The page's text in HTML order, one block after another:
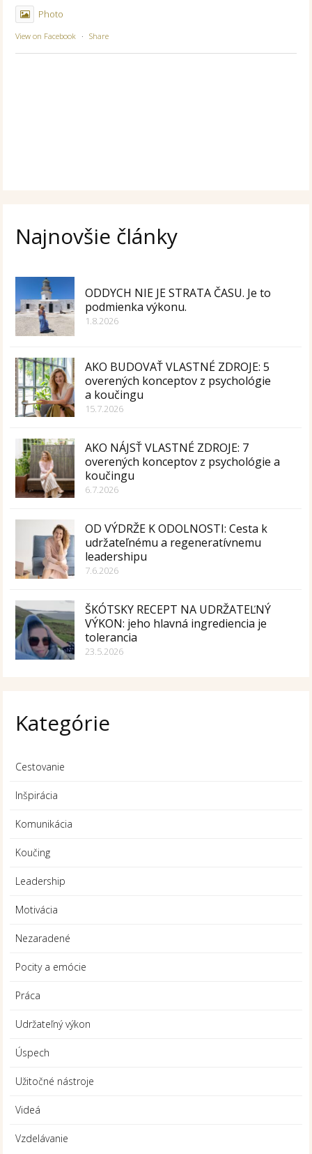
Photo
View on Facebook · Share
Najnovšie články
ODDYCH NIE JE STRATA ČASU. Je to
podmienka výkonu.
1.8.2026
AKO BUDOVAŤ VLASTNÉ ZDROJE: 5
overených konceptov z psychológie
a koučingu
15.7.2026
AKO NÁJSŤ VLASTNÉ ZDROJE: 7
overených konceptov z psychológie a
koučingu
6.7.2026
OD VÝDRŽE K ODOLNOSTI: Cesta k
udržateľnému a regeneratívnemu
leadershipu
7.6.2026
ŠKÓTSKY RECEPT NA UDRŽATEĽNÝ
VÝKON: jeho hlavná ingrediencia je
tolerancia
23.5.2026
Kategórie
Cestovanie
Inšpirácia
Komunikácia
Koučing
Leadership
Motivácia
Nezaradené
Pocity a emócie
Práca
Udržateľný výkon
Úspech
Užitočné nástroje
Videá
Vzdelávanie